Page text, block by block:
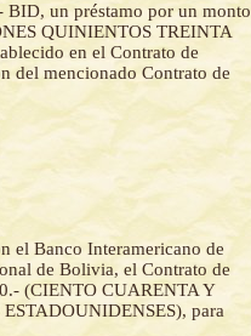
BID, un préstamo por un monto
QUINIENTOS TREINTA
en el Contrato de
del mencionado Contrato de
el Banco Interamericano de
de Bolivia, el Contrato de
(CIENTO CUARENTA Y
para